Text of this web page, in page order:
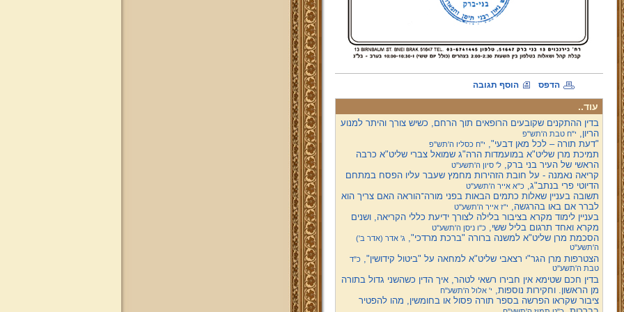
הדפס הוסף תגובה
עוד..
בדין ההתקנים שקובעים הרופאים תוך הרחם, כשיש צורך והיתר למנוע
הריון, י"ח טבת ה'תש"פ
"דעת תורה – לכל מאן דבעי", י"ח כסליו ה'תש"פ
תמיכת מרן שליט"א במועמדות הרה"ג שמואל צברי שליט"א כרבה
הראשי של העיר בני ברק,ל' סיון ה'תשע''ט
קריאה נאמנה - על חובת הזהירות מחמץ שעבר עליו הפסח במתחם
הדיוטי פרי בנתב"ג,כ"א אייר ה'תשע''ט
תשובה בעניין שאלות כתמים הבאות בפני מורה־הוראה האם צריך הוא
לברר אם באו בהרגשה, י"ז אייר ה'תשע''ט
בעניין לימוד מקרא בציבור בלילה לצורך ידיעת כללי הקריאה, ושנים
מקרא ואחד תרגום בליל ששי,כ"ו ניסן ה'תשע''ט
הסכמת מרן שליט"א למשנה ברורה "ברכת מרדכי",ג' אדר (אדר ב')
ה'תשע''ט
הצטרפות מרן הגר"י רצאבי שליט"א למחאה על "ביטול קידושין",כ"ד
טבת ה'תשע''ט
בדין חכם שטימא אין חבירו רשאי לטהר, איך הדין כשהשני גדול בתורה
מן הראשון. וחקירות נוספות, י' אלול ה'תשע''ח
ציבור שקראו הפרשה בספר תורה פסול או בחומשין, מהו להפטיר